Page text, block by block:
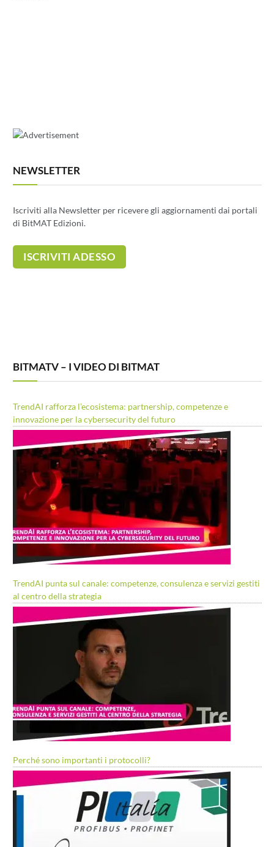
NEWSLETTER
Iscriviti alla Newsletter per ricevere gli aggiornamenti dai portali
di BitMAT Edizioni.
BITMATV – I VIDEO DI BITMAT
TrendAI rafforza l’ecosistema: partnership, competenze e
innovazione per la cybersecurity del futuro
TrendAI punta sul canale: competenze, consulenza e servizi gestiti
al centro della strategia
Perché sono importanti i protocolli?